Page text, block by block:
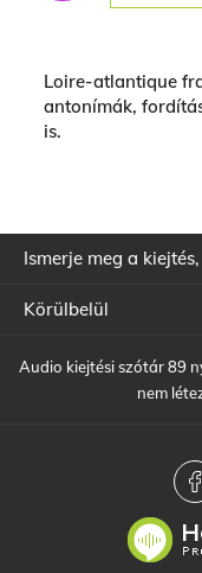
Loire-atlantique
antonímák,
is.
Ismerje meg a
Körülbelül
Audio kiejtési szótár 89
nem